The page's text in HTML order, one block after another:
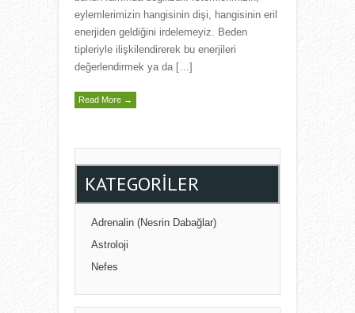
eylemlerimizin hangisinin dişi, hangisinin eril
enerjiden geldiğini irdelemeyiz. Beden
tipleriyle ilişkilendirerek bu enerjileri
değerlendirmek ya da […]
Read More →
KATEGORILER
Adrenalin (Nesrin Dabağlar)
Astroloji
Nefes